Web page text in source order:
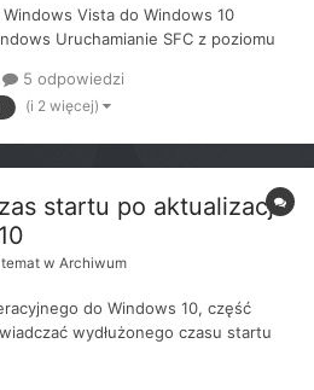
Vista do Windows 10
Uruchamianie SFC z poziomu
systemu Windows / Windows
Technologia zastępująca arch...
5 odpowiedzi
(i 2 więcej)
startu po aktualizacji
w Archiwum
do Windows 10, część
wydłużonego czasu startu
Proszę nie stosować tej metody